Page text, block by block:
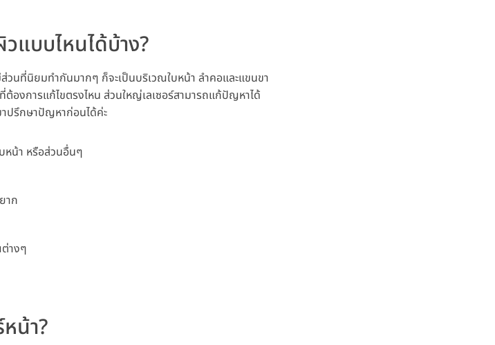
แบบไหนได้บ้าง?
วนที่นิยมทำกันมากๆ ก็จะเป็นบริเวณใบหน้า ลำคอและแขนขา
งการแก้ไขตรงไหน ส่วนใหญ่เลเซอร์สามารถแก้ปัญหาได้
ปรึกษาปัญหาก่อนได้ค่ะ
หน้า หรือส่วนอื่นๆ
าก
างๆ
น้า?